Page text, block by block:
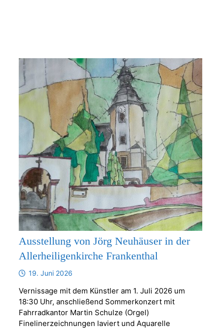
Ausstellung von Jörg Neuhäuser in der
Allerheiligenkirche Frankenthal
19. Juni 2026
Vernissage mit dem Künstler am 1. Juli 2026 um
18:30 Uhr, anschließend Sommerkonzert mit
Fahrradkantor Martin Schulze (Orgel)
Finelinerzeichnungen laviert und Aquarelle